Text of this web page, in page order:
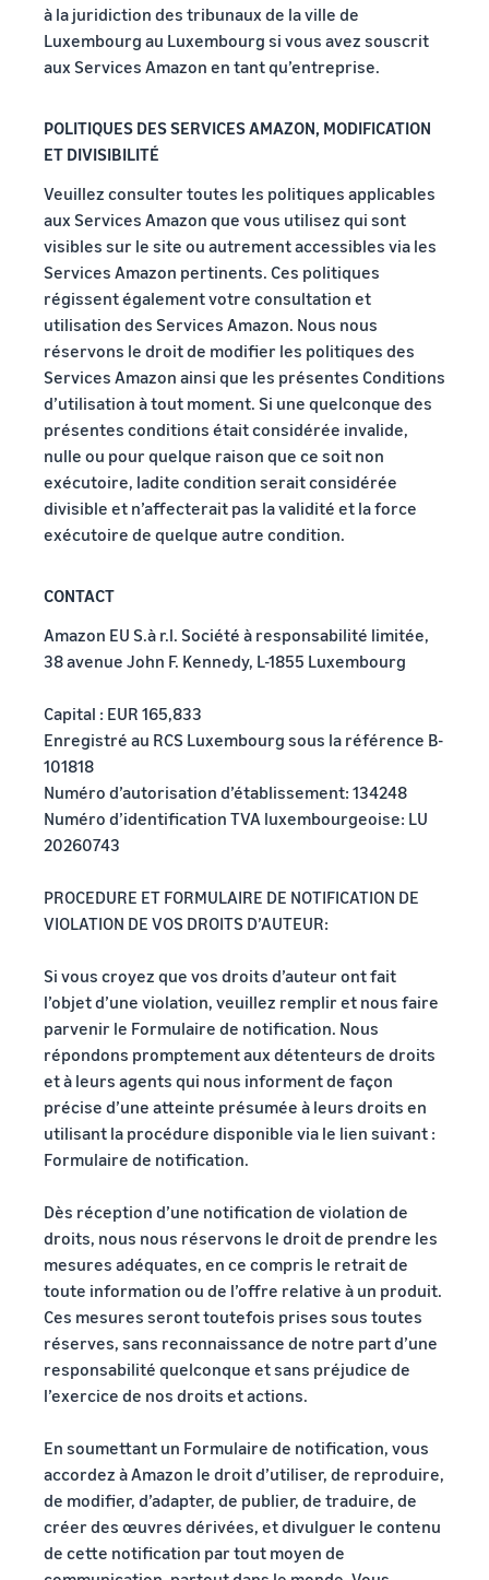
à la juridiction des tribunaux de la ville de
Luxembourg au Luxembourg si vous avez souscrit
aux Services Amazon en tant qu’entreprise.
POLITIQUES DES SERVICES AMAZON, MODIFICATION
ET DIVISIBILITÉ
Veuillez consulter toutes les politiques applicables
aux Services Amazon que vous utilisez qui sont
visibles sur le site ou autrement accessibles via les
Services Amazon pertinents. Ces politiques
régissent également votre consultation et
utilisation des Services Amazon. Nous nous
réservons le droit de modifier les politiques des
Services Amazon ainsi que les présentes Conditions
d’utilisation à tout moment. Si une quelconque des
présentes conditions était considérée invalide,
nulle ou pour quelque raison que ce soit non
exécutoire, ladite condition serait considérée
divisible et n’affecterait pas la validité et la force
exécutoire de quelque autre condition.
CONTACT
Amazon EU S.à r.l. Société à responsabilité limitée,
38 avenue John F. Kennedy, L-1855 Luxembourg
Capital : EUR 165,833
Enregistré au RCS Luxembourg sous la référence B-
101818
Numéro d’autorisation d’établissement: 134248
Numéro d’identification TVA luxembourgeoise: LU
20260743
PROCEDURE ET FORMULAIRE DE NOTIFICATION DE
VIOLATION DE VOS DROITS D’AUTEUR:
Si vous croyez que vos droits d’auteur ont fait
l’objet d’une violation, veuillez remplir et nous faire
parvenir le Formulaire de notification. Nous
répondons promptement aux détenteurs de droits
et à leurs agents qui nous informent de façon
précise d’une atteinte présumée à leurs droits en
utilisant la procédure disponible via le lien suivant :
Formulaire de notification.
Dès réception d’une notification de violation de
droits, nous nous réservons le droit de prendre les
mesures adéquates, en ce compris le retrait de
toute information ou de l’offre relative à un produit.
Ces mesures seront toutefois prises sous toutes
réserves, sans reconnaissance de notre part d’une
responsabilité quelconque et sans préjudice de
l’exercice de nos droits et actions.
En soumettant un Formulaire de notification, vous
accordez à Amazon le droit d’utiliser, de reproduire,
de modifier, d’adapter, de publier, de traduire, de
créer des œuvres dérivées, et divulguer le contenu
de cette notification par tout moyen de